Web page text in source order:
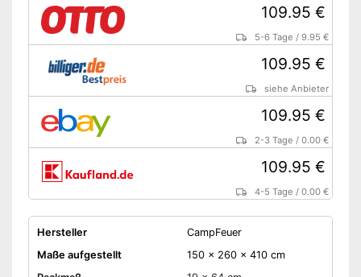
Inklusive Fiberglasgestänge
109.95 €
5-6 Tage /9.95 €
109.95 €
siehe Anbieter
109.95 €
2-3 Tage /0.00 €
109.95 €
4-5 Tage /0.00 €
Hersteller
CampFeuer
Maße aufgestellt
150 x 260 x 410 cm